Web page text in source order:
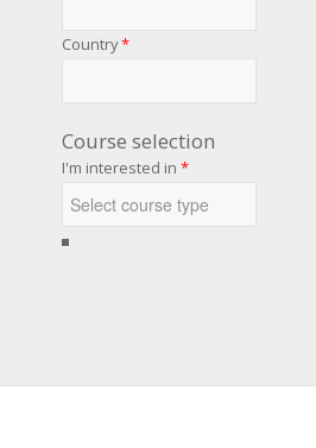
Country*
Course selection
I'm interested in *